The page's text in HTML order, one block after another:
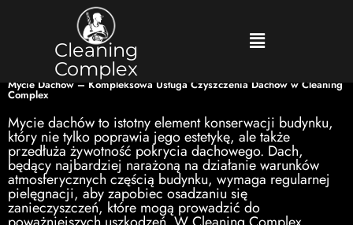
Cleaning
Complex
Mycie Dachów – Kompleksowa Usługa Czyszczenia Dachów w Cleaning
Complex
Mycie dachów to istotny element konserwacji budynku,
który nie tylko poprawia jego estetykę, ale także
przedłuża żywotność pokrycia dachowego. Dach,
będący najbardziej narażoną na działanie warunków
atmosferycznych częścią budynku, wymaga regularnej
pielęgnacji, aby zapobiec osadzaniu się
zanieczyszczeń, które mogą prowadzić do